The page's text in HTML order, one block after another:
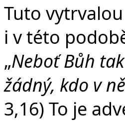
Tuto
i v této
„Neboť Bůh
žádný, kdo v
3,16) To je